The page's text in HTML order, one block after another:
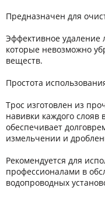
Предназначен для
Эффективное удаление
которые невозможно
веществ.
Простота
Трос изготовлен из
навивки каждого
обеспечивает
измельчении и
Рекомендуется для
профессионалами в
водопроводных